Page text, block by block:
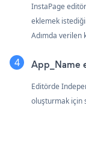
InstaPage
eklemek
Adımda verilen
App_Name
Editörde
oluşturmak için